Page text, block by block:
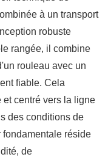
à un transport
robuste
rangée, il combine
rouleau avec un
fiable. Cela
et centré vers la ligne
des conditions de
réside
de